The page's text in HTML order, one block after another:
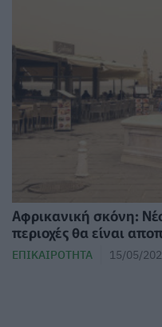
Αφρικανική σκόνη:
περιοχές θα είναι
ΕΠΙΚΑΙΡΌΤΗΤΑ 15/05/